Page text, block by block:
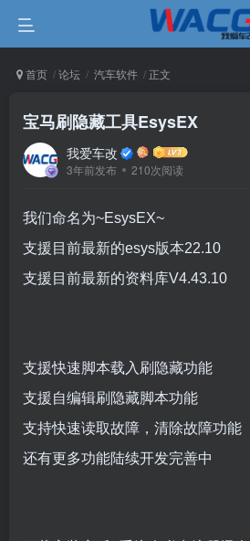
首页 论坛 汽车软件 正文
宝马刷隐藏工具EsysEX
我爱车改
3年前发布 210次阅读
我们命名为~EsysEX~
支援目前最新的esys版本22.10
支援目前最新的资料库V4.43.10
支援快速脚本载入刷隐藏功能
支援自编辑刷隐藏脚本功能
支持快速读取故障，清除故障功能
还有更多功能陆续开发完善中